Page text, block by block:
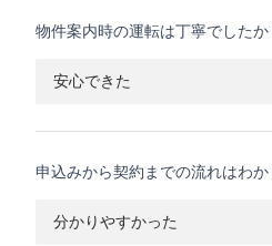
物件案内時の運転は丁寧でしたか
安心できた
申込みから契約までの流れはわ
分かりやすかった